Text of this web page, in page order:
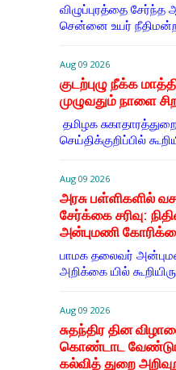
விழுப்புரத்தை
சென்னை உயர்
Aug 09 2026
குடற்புழு நீக்க
முழுவதும் நாளை
தமிழக
செய்திக்குறிப்பில்
Aug 09 2026
அரசு பள்ளிகளில்
சேர்க்கை சரிவு:
அன்புமணி
பாமக தலைவர்
அறிக்கை யில்
Aug 09 2026
சுதந்திர தின
கொண்டாட
கல்வித் துறை